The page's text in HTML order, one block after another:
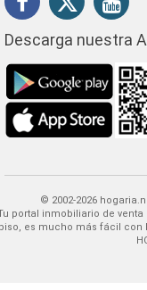
Descarga nuestra
© 2002-2026
Encontrar tu casa o
es mucho más fácil con